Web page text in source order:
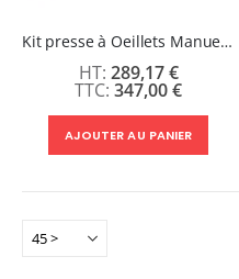
Kit presse à Oeillets Manuelle avec 1000 œillets 10 mm Nickel
347,00 €
289,17 €
AJOUTER AU PANIER